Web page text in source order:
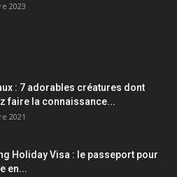
2023
: 7 adorables créatures dont
faire la connaissance...
2021
Holiday Visa : le passeport pour
en...